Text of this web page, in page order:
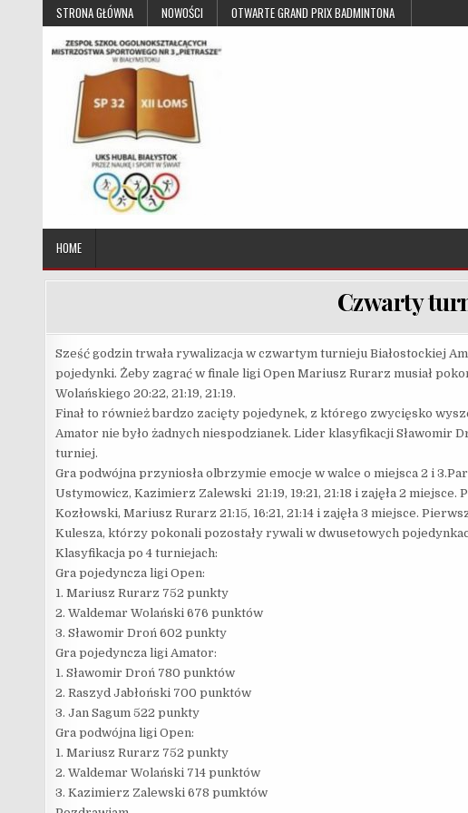
Skip to contentSTRONA GŁÓWNA NOWOŚCI OTWARTE GRAND PRIX BADMINTONA
UKS Hubal Białystok
HOME
Czwarty
Sześć godzin trwała rywalizacja w czwartym turnieju Białostockiej
pojedynki. Żeby zagrać w finale ligi Open Mariusz Rurarz musiał
Wolańskiego 20:22, 21:19, 21:19.
Finał to również bardzo zacięty pojedynek, z którego zwycięsko
Amator nie było żadnych niespodzianek. Lider klasyfikacji Sławomir
turniej.
Gra podwójna przyniosła olbrzymie emocje w walce o miejsca 2 i
Ustymowicz, Kazimierz Zalewski 21:19, 19:21, 21:18 i zajęła 2
Kozłowski, Mariusz Rurarz 21:15, 16:21, 21:14 i zajęła 3 miejsce.
Kulesza, którzy pokonali pozostały rywali w dwusetowych
Klasyfikacja po 4 turniejach:
Gra pojedyncza ligi Open:
1. Mariusz Rurarz 752 punkty
2. Waldemar Wolański 676 punktów
3. Sławomir Droń 602 punkty
Gra pojedyncza ligi Amator:
1. Sławomir Droń 780 punktów
2. Raszyd Jabłoński 700 punktów
3. Jan Sagum 522 punkty
Gra podwójna ligi Open:
1. Mariusz Rurarz 752 punkty
2. Waldemar Wolański 714 punktów
3. Kazimierz Zalewski 678 pumktów